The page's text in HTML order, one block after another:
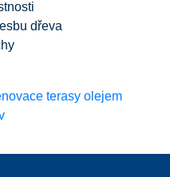
dřeva
terasy olejem